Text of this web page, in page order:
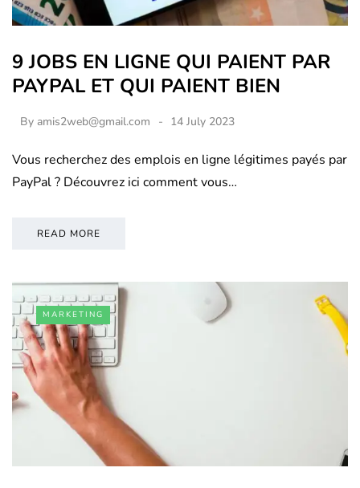
9 JOBS EN LIGNE QUI PAIENT PAR
PAYPAL ET QUI PAIENT BIEN
By amis2web@gmail.com 14 July 2023
Vous recherchez des emplois en ligne légitimes payés par
PayPal ? Découvrez ici comment vous…
READ MORE
MARKETING